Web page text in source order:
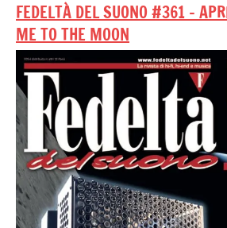
FEDELTÀ DEL SUONO #361 –
ME TO THE MOON